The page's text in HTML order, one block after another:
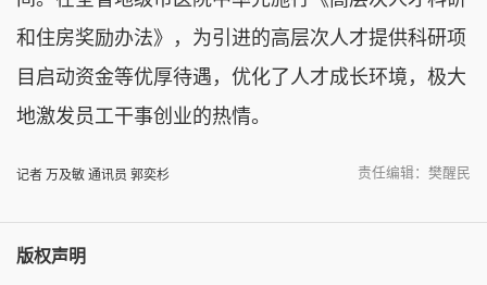
和住房奖励办法》，为引进的高层次人才提供科研项
目启动资金等优厚待遇，优化了人才成长环境，极大
地激发员工干事创业的热情。
记者 万及敏 通讯员 郭奕杉 责任编辑：樊醒民
版权声明